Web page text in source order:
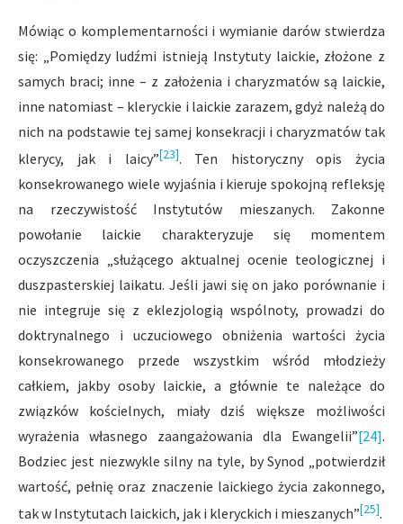
Mówiąc o komplementarności i wymianie darów stwierdza
się: „Pomiędzy ludźmi istnieją Instytuty laickie, złożone z
samych braci; inne – z założenia i charyzmatów są laickie,
inne natomiast – kleryckie i laickie zarazem, gdyż należą do
nich na podstawie tej samej konsekracji i charyzmatów tak
klerycy, jak i laicy”[23]. Ten historyczny opis życia
konsekrowanego wiele wyjaśnia i kieruje spokojną refleksję
na rzeczywistość Instytutów mieszanych. Zakonne
powołanie laickie charakteryzuje się momentem
oczyszczenia „służącego aktualnej ocenie teologicznej i
duszpasterskiej laikatu. Jeśli jawi się on jako porównanie i
nie integruje się z eklezjologią wspólnoty, prowadzi do
doktrynalnego i uczuciowego obniżenia wartości życia
konsekrowanego przede wszystkim wśród młodzieży
całkiem, jakby osoby laickie, a głównie te należące do
związków kościelnych, miały dziś większe możliwości
wyrażenia własnego zaangażowania dla Ewangelii”[24].
Bodziec jest niezwykle silny na tyle, by Synod „potwierdził
wartość, pełnię oraz znaczenie laickiego życia zakonnego,
tak w Instytutach laickich, jak i kleryckich i mieszanych”[25].